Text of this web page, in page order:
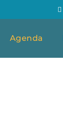
Agenda